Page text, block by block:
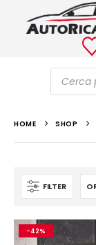
Ricerca
prodotti
HOME SHOP
FILTER
-42%